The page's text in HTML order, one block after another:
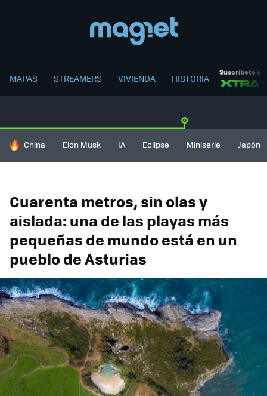
MAPAS STREAMERS VIVIENDA HISTORIA Suscríbete a
HOY SE HABLA DE
China Elon Musk IA Eclipse Miniserie Japón
Cuarenta metros, sin olas y
aislada: una de las playas más
pequeñas de mundo está en un
pueblo de Asturias